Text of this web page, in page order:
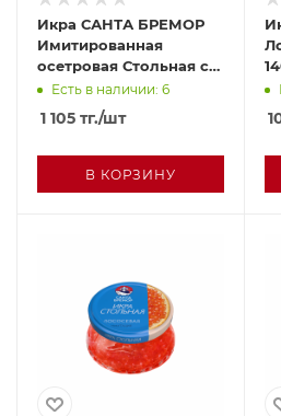
Икра САНТА БРЕМОР
Имитированная
осетровая Стольная со
сливочным кремом
Есть в наличии: 6
1 105 тг./шт
В КОРЗИНУ